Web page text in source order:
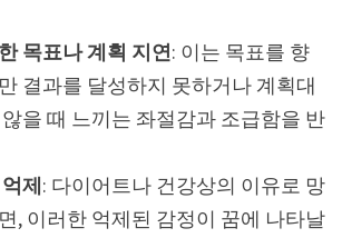
목표나 계획 지연: 이는 목표를 향
결과를 달성하지 못하거나 계획대
을 때 느끼는 좌절감과 조급함을 반
제: 다이어트나 건강상의 이유로 망
, 이러한 억제된 감정이 꿈에 나타날